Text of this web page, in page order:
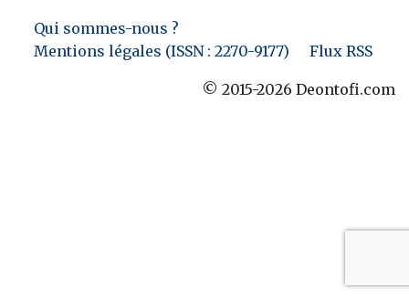
Qui sommes-nous ?
Mentions légales (ISSN : 2270-9177)
Flux RSS
© 2015-2026 Deontofi.com